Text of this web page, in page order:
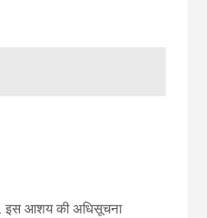
है. इस आशय की अधिसूचना